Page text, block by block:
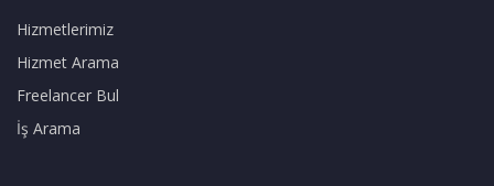
Hizmetlerimiz
Hizmet Arama
Freelancer Bul
İş Arama